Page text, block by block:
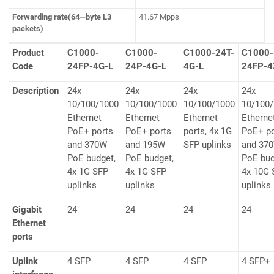
Forwarding rate(64—byte L3
packets)
41.67 Mpps
Product
Code
C1000-
24FP-4G-L
C1000-
24P-4G-L
C1000-24T-
4G-L
C1000-
24FP-
Description
24x
10/100/1000
Ethernet
PoE+ ports
and 370W
PoE budget,
4x 1G SFP
uplinks
24x
10/100/1000
Ethernet
PoE+ ports
and 195W
PoE budget,
4x 1G SFP
uplinks
24x
10/100/1000
Ethernet
ports, 4x 1G
SFP uplinks
24x
10/
PoE+
and
PoE
4x 10G
uplinks
Gigabit
Ethernet
ports
24 24 24 24
Uplink
4 SFP 4 SFP 4 SFP 4 SFP+